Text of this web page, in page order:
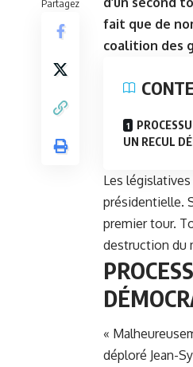
Partagez
fait que de
coalition des
UN RECUL
Les
présidentielle.
premier tour.
destruction du
«
déploré Jean-